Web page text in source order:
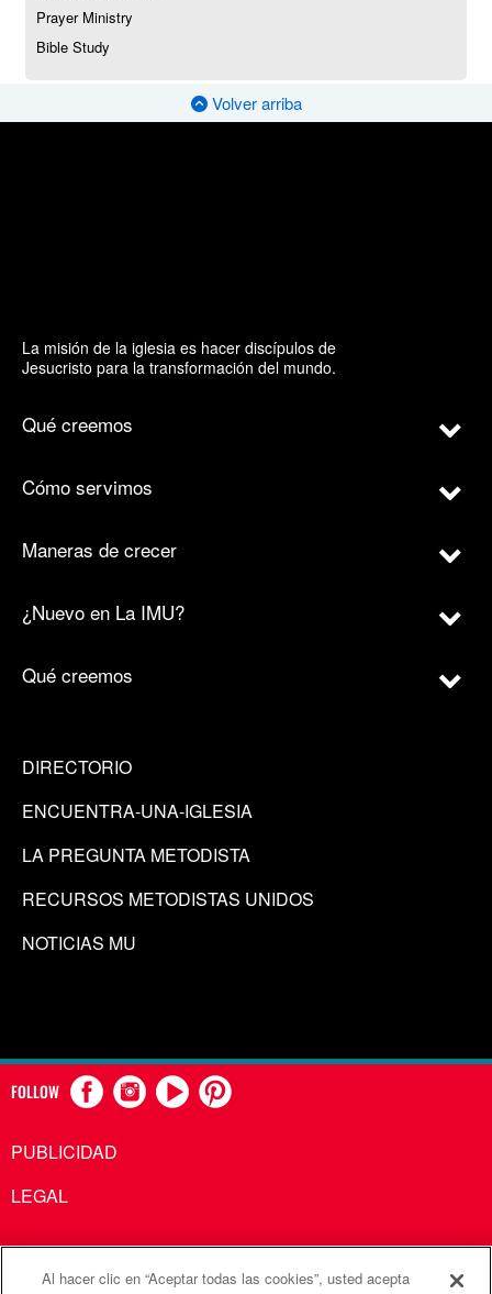
Prayer Ministry
Bible Study
Volver arriba
La misión de la iglesia es hacer discípulos de
Jesucristo para la transformación del mundo.
Qué creemos
Cómo servimos
Maneras de crecer
¿Nuevo en La IMU?
Qué creemos
DIRECTORIO
ENCUENTRA-UNA-IGLESIA
LA PREGUNTA METODISTA
RECURSOS METODISTAS UNIDOS
NOTICIAS MU
FOLLOW
PUBLICIDAD
LEGAL
Al hacer clic en “Aceptar todas las cookies”, usted acepta